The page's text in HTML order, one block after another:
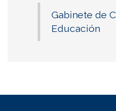
Gabinete de
Educación